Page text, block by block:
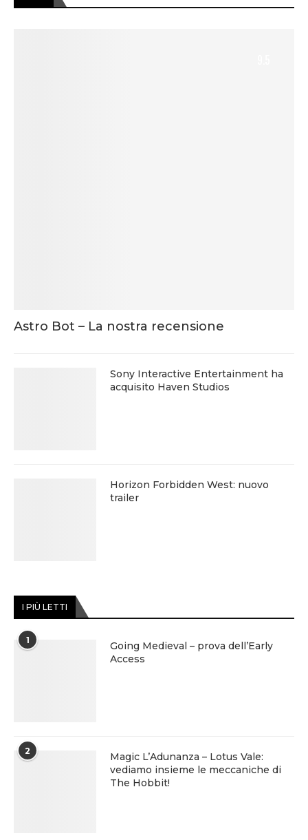
Astro Bot – La nostra recensione
Sony Interactive Entertainment ha
acquisito Haven Studios
Horizon Forbidden West: nuovo
trailer
I PIÙ LETTI
1
Going Medieval – prova dell’Early
Access
2
Magic L’Adunanza – Lotus Vale:
vediamo insieme le meccaniche di
The Hobbit!